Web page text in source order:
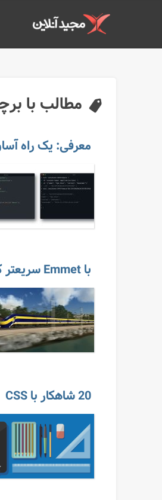
مطالب با
معرفی: یک راه
با Emmet سریعتر کد نویسی کنید.
20 شاهکار با CSS